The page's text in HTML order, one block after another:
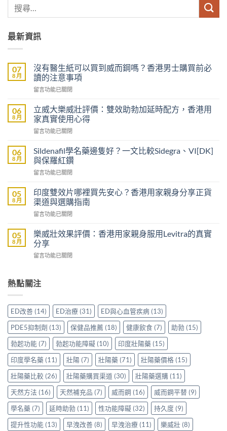
最新資訊
07
8 月
沒有醫生紙可以買到威而鋼嗎？香港男士購買前必
讀的注意事項
在
有
醫
生
紙
以
買
到
威
鋼
嗎？
港
士
購
買
讀
的
意
事
項〉
中
留言功能已關閉
06
8 月
立威大樂威壯評價：雙效助勃加延時配方，香港用
家真實使用心得
在
威
大
樂
威
評
價：
雙
效
勃
加
時
香
家
真
實
使
用
心
得〉
中
留言功能已關閉
06
8 月
Sildenafil學名藥邊隻好？一文比較Sidegra、VI[DK]
與保羅紅鑽
在
學
名
藥
邊
好？
一
文
比
VI[DK]
羅
紅
鑽〉
中
留言功能已關閉
05
8 月
印度雙效片哪裡買先安心？香港用家親身分享正貨
渠道與選購指南
在
度
雙
效
片
買
心？
香
港
用
家
親
身
分
享
正
貨
渠
道
與
選
留言功能已關閉
05
8 月
樂威壯效果評價：香港用家親身服用Levitra的真實
分享
在
壯
效
評
價：
香
港
用
家
親
身
服
用
Levitra
的
真
實
分
留言功能已關閉
熱點關注
ED改善 (14) ED治療 (31) ED與心血管疾病 (13)
PDE5抑制劑 (13) 保健品推薦 (18) 健康飲食 (7) 助勃 (15)
勃起功能 (7) 勃起功能障礙 (10) 印度壯陽藥 (15)
印度學名藥 (11) 壯陽 (7) 壯陽藥 (71) 壯陽藥價格 (15)
壯陽藥比較 (26) 壯陽藥購買渠道 (30) 壯陽藥選購 (11)
天然方法 (16) 天然補充品 (7) 威而鋼 (16) 威而鋼平替 (9)
學名藥 (7) 延時助勃 (11) 性功能障礙 (32) 持久度 (9)
提升性功能 (13) 早洩改善 (8) 早洩治療 (11) 樂威壯 (8)